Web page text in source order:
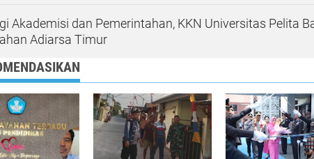
Akademisi dan Pemerintahan, KKN Universitas Pelita
Adiarsa Timur